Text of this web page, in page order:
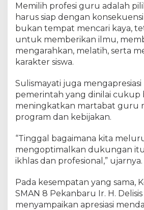
l
i
a
a
e
s
i
Memilih profesi guru adalah
harus siap dengan
bukan tempat mencari kaya,
untuk memberikan ilmu,
mengarahkan, melatih, serta
karakter siswa.
Sulismayati juga
pemerintah yang dinilai cukup
meningkatkan martabat guru
program dan kebijakan.
“Tinggal bagaimana kita
mengoptimalkan dukungan
ikhlas dan profesional,” ujarnya.
Pada kesempatan yang sama,
SMAN 8 Pekanbaru Ir. H.
menyampaikan apresiasi